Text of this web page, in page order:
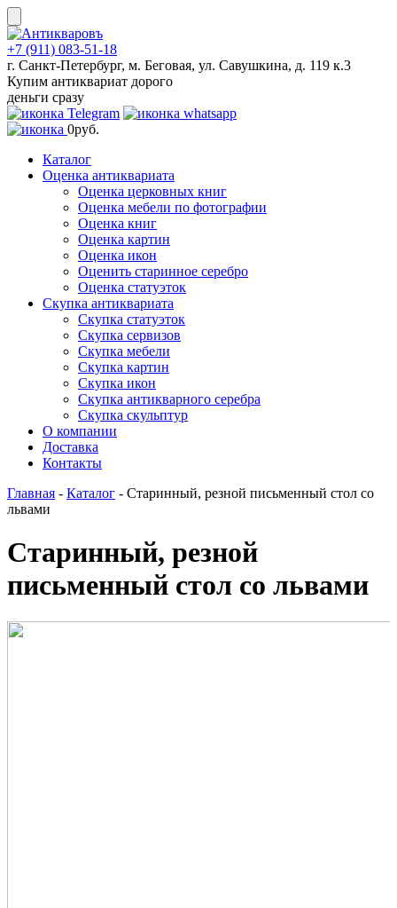
Skip
to
content
+7 (911) 083-51-18
г. Санкт-Петербург, м. Беговая, ул. Савушкина, д. 119 к.3
Купим антиквариат дорого
деньги сразу
0руб.
Каталог
Оценка антиквариата
Оценка церковных книг
Оценка мебели по фотографии
Оценка книг
Оценка картин
Оценка икон
Оценить старинное серебро
Оценка статуэток
Скупка антиквариата
Скупка статуэток
Скупка сервизов
Скупка мебели
Скупка картин
Скупка икон
Скупка антикварного серебра
Скупка скульптур
О компании
Доставка
Контакты
Главная - Каталог - Старинный, резной письменный стол со
львами
Старинный, резной
письменный стол со львами